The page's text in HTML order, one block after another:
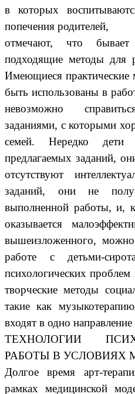
в которых
попечения родителей,
отмечают, что
подходящие методы для
Имеющиеся практические
быть использованы в
невозможно
заданиями, с которыми
семей. Нередко
предлагаемых заданий,
отсутствуют
заданий, они не
выполненной работы, и,
оказывается
вышеизложенного,
работе с детьми-
психологических проблем
творческие методы
такие как
входят в одно
ТЕХНОЛОГИИ
РАБОТЫ В УСЛОВИЯХ
Долгое время арт-
рамках медицинской